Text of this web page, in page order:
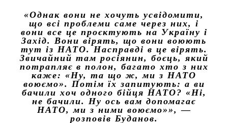
«Однак вони не хочуть усвідомити,
що всі проблеми саме через них, і
вони все це проєктують на Україну і
Захід. Вони вірять, що вони воюють
тут із НАТО. Насправді в це вірять.
Звичайний там росіянин, боєць, який
потрапляє в полон, багато хто з них
каже: «Ну, та що ж, ми з НАТО
воюємо». Потім їх запитують: а ви
бачили хоч одного бійця НАТО? «Ні,
не бачили. Ну ось вам допомагає
НАТО, ми з ними воюємо»», —
розповів Буданов.